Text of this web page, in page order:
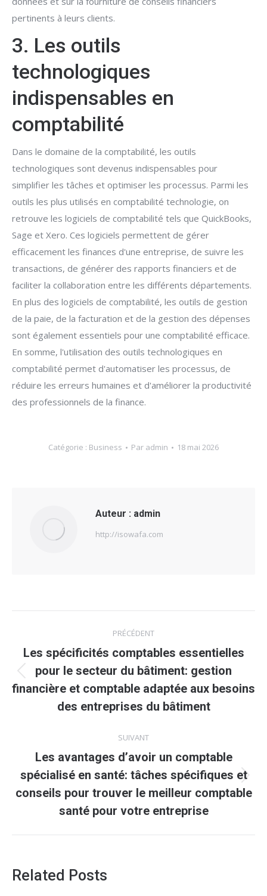
pertinents à leurs clients.
3. Les outils
technologiques
indispensables en
comptabilité
Dans le domaine de la comptabilité, les outils
technologiques sont devenus indispensables pour
simplifier les tâches et optimiser les processus. Parmi les
outils les plus utilisés en comptabilité technologie, on
retrouve les logiciels de comptabilité tels que QuickBooks,
Sage et Xero. Ces logiciels permettent de gérer
efficacement les finances d'une entreprise, de suivre les
transactions, de générer des rapports financiers et de
faciliter la collaboration entre les différents départements.
En plus des logiciels de comptabilité, les outils de gestion
de la paie, de la facturation et de la gestion des dépenses
sont également essentiels pour une comptabilité efficace.
En somme, l'utilisation des outils technologiques en
comptabilité permet d'automatiser les processus, de
réduire les erreurs humaines et d'améliorer la productivité
des professionnels de la finance.
Catégorie : Business Par admin 18 mai 2026
Auteur : admin
http://isowafa.com
article
PRÉCÉDENT
Article
précédent
:
Les spécificités comptables essentielles
pour le secteur du bâtiment: gestion
financière et comptable adaptée aux besoins
des entreprises du bâtiment
SUIVANT
Article
suivant
:
Les avantages d’avoir un comptable
spécialisé en santé: tâches spécifiques et
conseils pour trouver le meilleur comptable
santé pour votre entreprise
Related Posts